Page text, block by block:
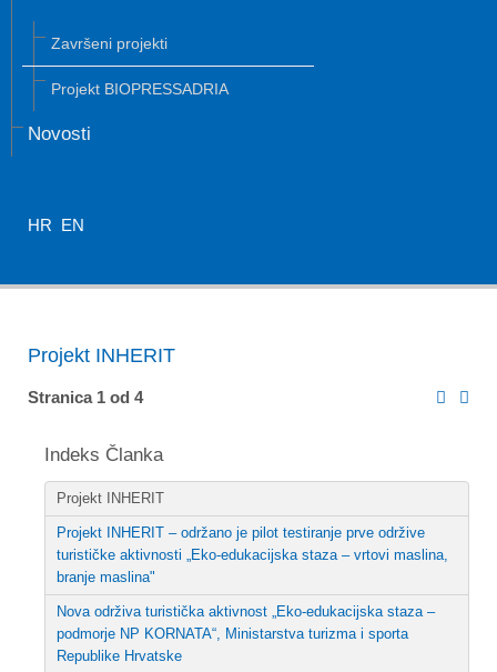
Završeni projekti
Projekt BIOPRESSADRIA
Novosti
HR EN
Projekt INHERIT
Indeks Članka
Projekt INHERIT
Projekt INHERIT – održano je pilot testiranje prve održive
turističke aktivnosti „Eko-edukacijska staza – vrtovi maslina,
branje maslina"
Nova održiva turistička aktivnost „Eko-edukacijska staza –
podmorje NP KORNATA“, Ministarstva turizma i sporta
Republike Hrvatske
Stranica 1 od 4